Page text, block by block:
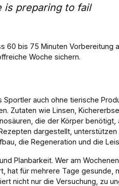
is preparing to fail
60 bis 75 Minuten Vorbereitung
Woche sichern.
Sportler auch ohne tierische
Zutaten wie Linsen,
die der Körper
dargestellt,
die Regeneration und die
Planbarkeit. Wer am
hat für mehrere Tage gesunde,
nicht nur die Versuchung, zu